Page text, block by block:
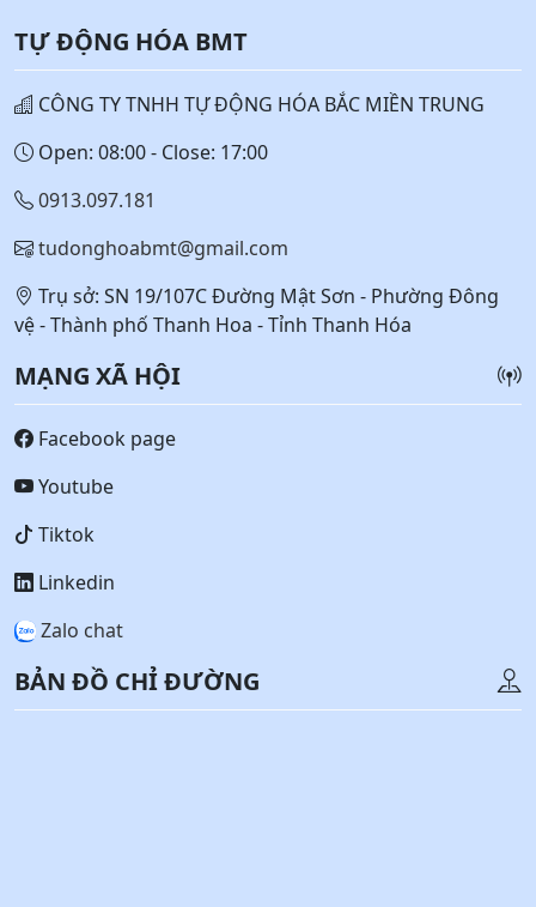
TỰ ĐỘNG HÓA BMT
CÔNG TY TNHH TỰ ĐỘNG HÓA BẮC MIỀN TRUNG
Open: 08:00 - Close: 17:00
0913.097.181
tudonghoabmt@gmail.com
Trụ sở: SN 19/107C Đường Mật Sơn - Phường Đông
vệ - Thành phố Thanh Hoa - Tỉnh Thanh Hóa
MẠNG XÃ HỘI
Facebook page
Youtube
Tiktok
Linkedin
Zalo chat
BẢN ĐỒ CHỈ ĐƯỜNG